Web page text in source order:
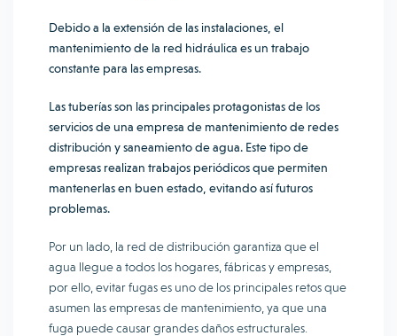
Debido a la extensión de las instalaciones, el
mantenimiento de la red hidráulica es un trabajo
constante para las empresas.
Las tuberías son las principales protagonistas de los
servicios de una empresa de mantenimiento de redes
distribución y saneamiento de agua. Este tipo de
empresas realizan trabajos periódicos que permiten
mantenerlas en buen estado, evitando así futuros
problemas.
Por un lado, la red de distribución garantiza que el
agua llegue a todos los hogares, fábricas y empresas,
por ello, evitar fugas es uno de los principales retos que
asumen las empresas de mantenimiento, ya que una
fuga puede causar grandes daños estructurales.